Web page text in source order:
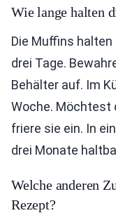
Wie lange halten
Die Muffins
drei Tage.
Behälter auf. Im
Woche. Möchtest
friere sie ein. In
drei Monate
Welche anderen
Rezept?